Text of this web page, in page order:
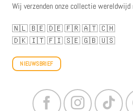
Wij verzenden onze collectie wereldwijd
🇳🇱🇧🇪🇩🇪🇫🇷🇦🇹🇨🇭
🇩🇰🇮🇹🇫🇮🇸🇪🇬🇧🇺🇸
NIEUWSBRIEF